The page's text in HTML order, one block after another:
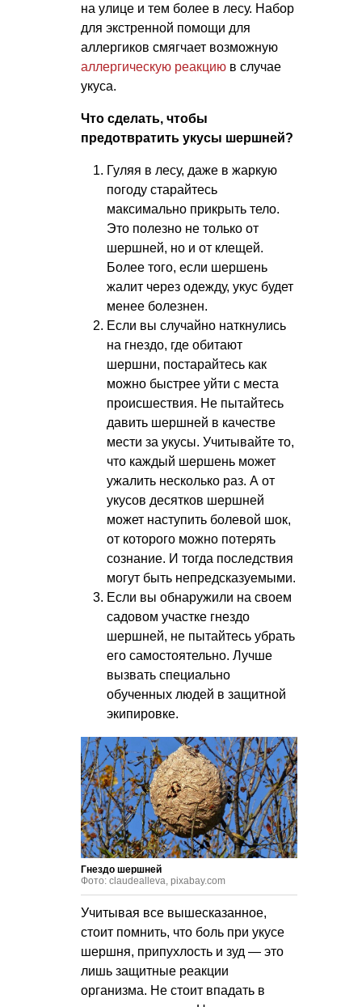
на улице и тем более в лесу. Набор
для экстренной помощи для
аллергиков смягчает возможную
аллергическую реакцию в случае
укуса.
Что сделать, чтобы
предотвратить укусы шершней?
Гуляя в лесу, даже в жаркую
погоду старайтесь
максимально прикрыть тело.
Это полезно не только от
шершней, но и от клещей.
Более того, если шершень
жалит через одежду, укус будет
менее болезнен.
Если вы случайно наткнулись
на гнездо, где обитают
шершни, постарайтесь как
можно быстрее уйти с места
происшествия. Не пытайтесь
давить шершней в качестве
мести за укусы. Учитывайте то,
что каждый шершень может
ужалить несколько раз. А от
укусов десятков шершней
может наступить болевой шок,
от которого можно потерять
сознание. И тогда последствия
могут быть непредсказуемыми.
Если вы обнаружили на своем
садовом участке гнездо
шершней, не пытайтесь убрать
его самостоятельно. Лучше
вызвать специально
обученных людей в защитной
экипировке.
Гнездо шершней
Фото: claudealleva, pixabay.com
Учитывая все вышесказанное,
стоит помнить, что боль при укусе
шершня, припухлость и зуд — это
лишь защитные реакции
организма. Не стоит впадать в